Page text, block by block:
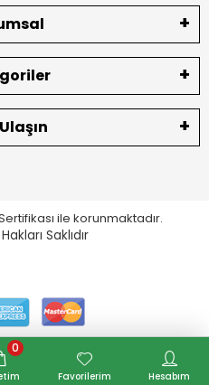
ile korunmaktadır.
Saklıdır
0
Favorilerim Hesabım